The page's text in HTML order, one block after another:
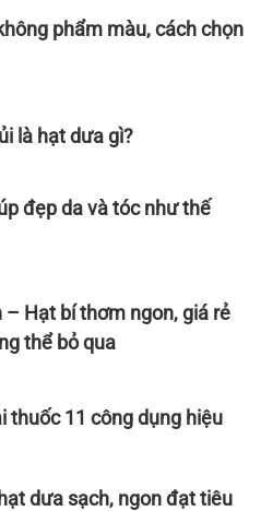
phẩm màu, cách chọn
là hạt dưa gì?
đẹp da và tóc như thế
– Hạt bí thơm ngon, giá rẻ
thể bỏ qua
thuốc 11 công dụng hiệu
dưa sạch, ngon đạt tiêu